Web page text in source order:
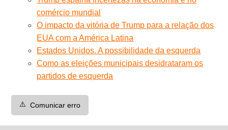
comércio mundial
O impacto da vitória de Trump para a relação dos
EUA com a América Latina
Estados Unidos. A possibilidade da esquerda
Como as eleições municipais desidrataram os
partidos de esquerda
⚠️ Comunicar erro